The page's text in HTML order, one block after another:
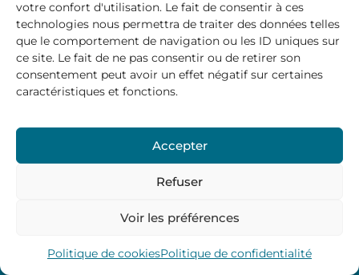
votre confort d'utilisation. Le fait de consentir à ces
technologies nous permettra de traiter des données telles
que le comportement de navigation ou les ID uniques sur
ce site. Le fait de ne pas consentir ou de retirer son
consentement peut avoir un effet négatif sur certaines
caractéristiques et fonctions.
Accepter
Refuser
Voir les préférences
Politique de cookiesPolitique de confidentialité
A propos
Site officiel de la Communauté de Communes
Marche et Combraille en Aquitaine
Horaires d’ouverture :
9:00 – 12:00 / 14:00 – 17:00
Vendredi: 9:00 – 12:00
Mentions Légales–Politique des cookies
Marche et Combraille